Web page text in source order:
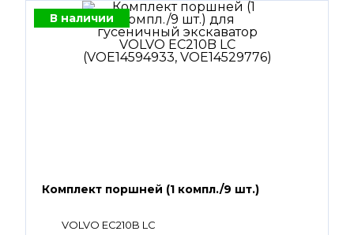
В наличии
Комплект поршней (1 компл./9 шт.)
VOLVO EC210B LC